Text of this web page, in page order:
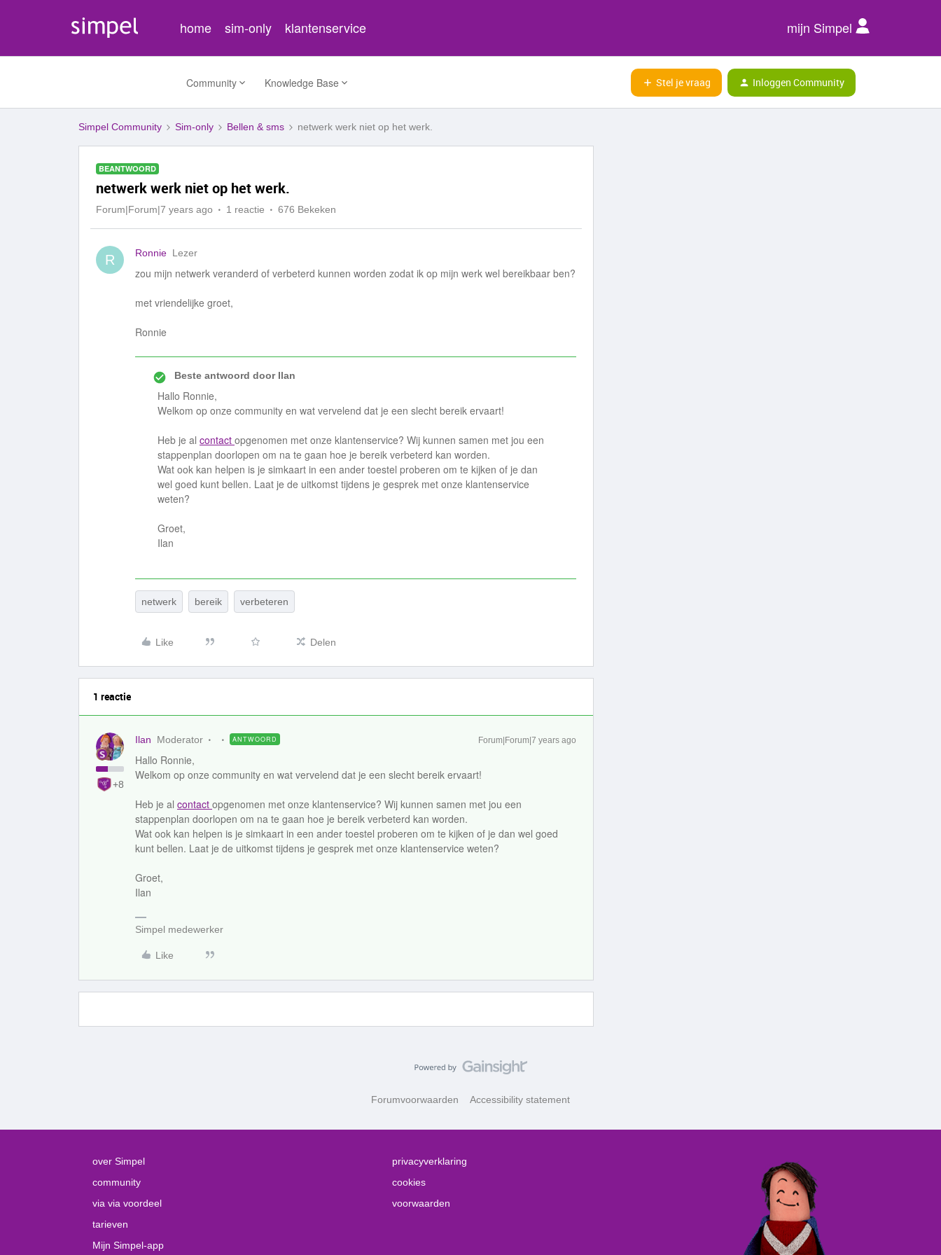
home sim-only klantenservice mijn Simpel
Community Knowledge Base Stel je vraag Inloggen Community
Simpel Community Sim-only Bellen & sms netwerk werk niet op het werk.
BEANTWOORD
netwerk werk niet op het werk.
Forum|Forum|7 years ago 1 reactie 676 Bekeken
R Ronnie Lezer
zou mijn netwerk veranderd of verbeterd kunnen worden zodat ik op mijn werk wel bereikbaar ben?
met vriendelijke groet,
Ronnie
Beste antwoord doorIlan
Hallo Ronnie,
Welkom op onze community en wat vervelend dat je een slecht bereik ervaart!
Heb je al contact opgenomen met onze klantenservice? Wij kunnen samen met jou een
stappenplan doorlopen om na te gaan hoe je bereik verbeterd kan worden.
Wat ook kan helpen is je simkaart in een ander toestel proberen om te kijken of je dan
wel goed kunt bellen. Laat je de uitkomst tijdens je gesprek met onze klantenservice
weten?
Groet,
Ilan
netwerk bereik verbeteren
Like Delen
1 reactie
+8
Ilan Moderator ANTWOORD Forum|Forum|7 years ago
Hallo Ronnie,
Welkom op onze community en wat vervelend dat je een slecht bereik ervaart!
Heb je al contact opgenomen met onze klantenservice? Wij kunnen samen met jou een
stappenplan doorlopen om na te gaan hoe je bereik verbeterd kan worden.
Wat ook kan helpen is je simkaart in een ander toestel proberen om te kijken of je dan wel goed
kunt bellen. Laat je de uitkomst tijdens je gesprek met onze klantenservice weten?
Groet,
Ilan
Simpel medewerker
Like
Forumvoorwaarden Accessibility statement
over Simpel
community
via via voordeel
tarieven
Mijn Simpel-app
privacyverklaring
cookies
voorwaarden